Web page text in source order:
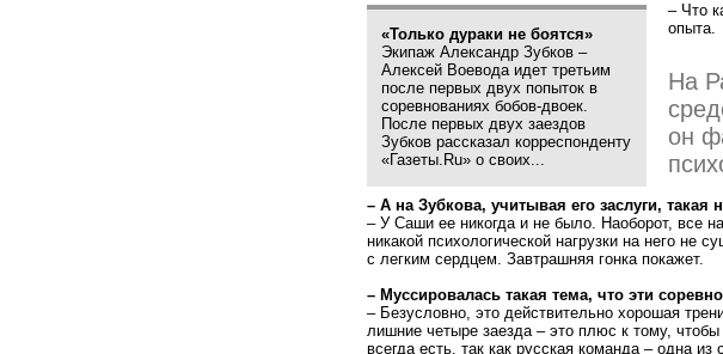
«Только дураки не боятся»
Экипаж Александр Зубков –
Алексей Воевода идет третьим
после первых двух попыток в
соревнованиях бобов-двоек.
После первых двух заездов
Зубков рассказал корреспонденту
«Газеты.Ru» о своих...
– Что
опыта.
На
он
– А на Зубкова, учитывая его заслуги, такая
– У Саши ее никогда и не было. Наоборот, все
никакой психологической нагрузки на него не
с легким сердцем. Завтрашняя гонка покажет.
– Муссировалась такая тема, что эти
– Безусловно, это действительно хорошая
лишние четыре заезда – это плюс к тому,
всегда есть, так как русская команда – одна